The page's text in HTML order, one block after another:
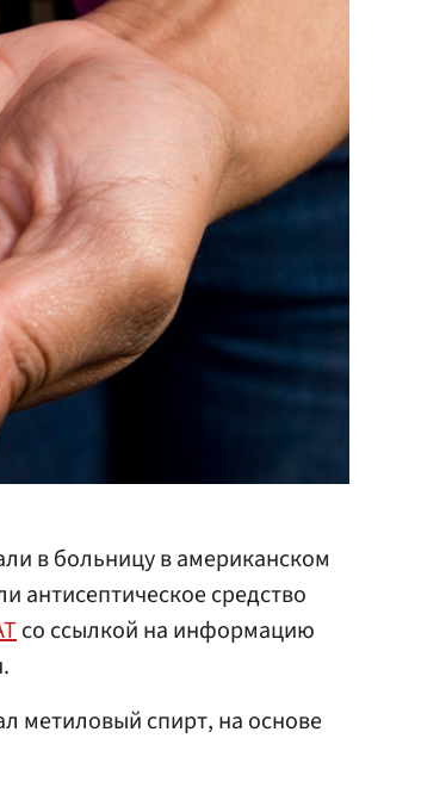
в больницу в американском
антисептическое средство
со ссылкой на информацию
метиловый спирт, на основе